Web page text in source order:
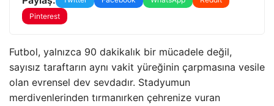
Pinterest
Futbol, yalnızca 90 dakikalık bir mücadele değil,
sayısız taraftarın aynı vakit yüreğinin çarpmasına vesile
olan evrensel dev sevdadır. Stadyumun
merdivenlerinden tırmanırken çehrenize vuran